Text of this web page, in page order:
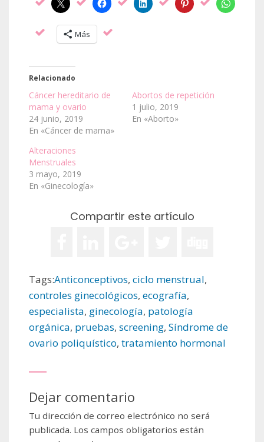
Más
Relacionado
Cáncer hereditario de
mama y ovario
24 junio, 2019
En «Cáncer de mama»
Abortos de repetición
1 julio, 2019
En «Aborto»
Alteraciones
Menstruales
3 mayo, 2019
En «Ginecología»
Compartir este artículo
Tags:Anticonceptivos, ciclo menstrual,
controles ginecológicos, ecografía,
especialista, ginecología, patología
orgánica, pruebas, screening, Síndrome de
ovario poliquístico, tratamiento hormonal
Dejar comentario
Tu dirección de correo electrónico no será
publicada. Los campos obligatorios están